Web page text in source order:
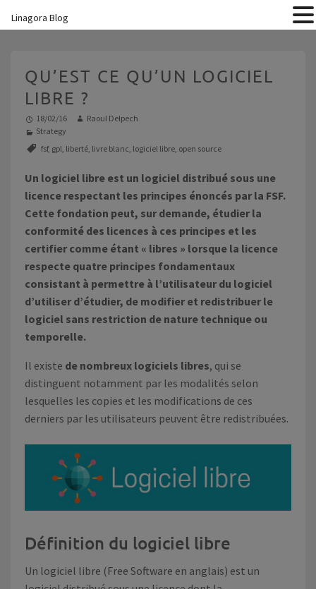
QU’EST CE QU’UN LOGICIEL
LIBRE ?
18/02/16
Raoul Delpech
Strategy
fsf, gpl, liberté, livre blanc, logiciel libre, open source
Un logiciel libre est un logiciel distribué sous une
licence respectant les principes énoncés par la FSF.
Cette fondation peut, sur demande, étudier la
conformité des licences à ces principes et les
certifier comme étant « libres » lorsque la licence
respecte quatre principes fondamentaux
consistant à permettre à l’utilisateur du logiciel
d’utiliser d’étudier, de modifier et redistribuer le
logiciel sans restriction de nature technique ou
temporelle.
Il existe de nombreux logiciels libres, qui se
distinguent notamment par les modalités selon
lesquelles les copies et les modifications de ces
derniers par les utilisateurs peuvent être redistribuées.
Définition du logiciel libre
Un logiciel libre (Free Software en anglais) est un
Linagora Blog